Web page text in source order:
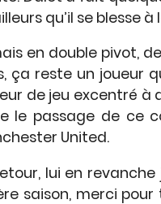
qu’il se blesse à
en double pivot,
ça reste un joueur
de jeu excentré à
le passage de ce
United.
lui en
saison, merci